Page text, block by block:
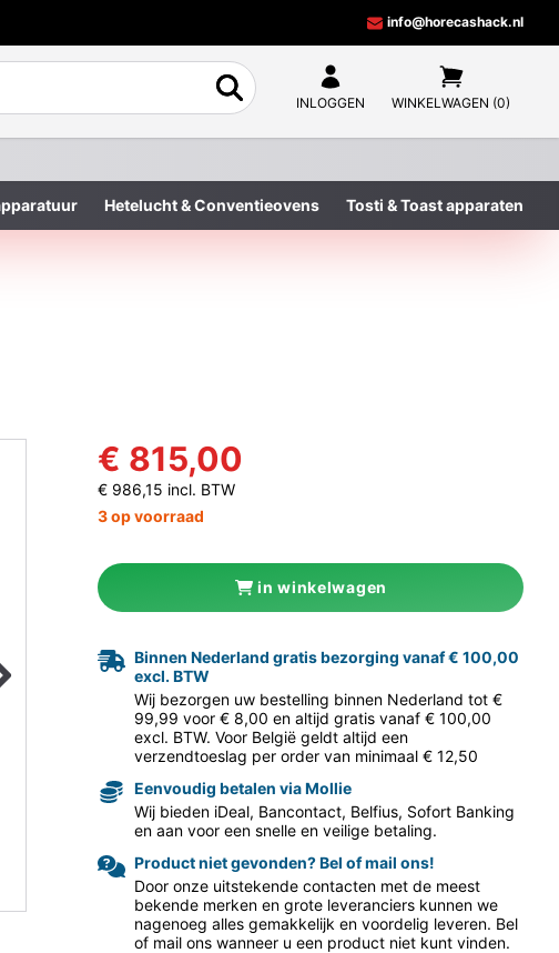
info@horecashack.nl
INLOGGEN WINKELWAGEN (0)
Hetelucht & Conventieovens Tosti & Toast apparaten
Naar volgende
€ 815,00
€ 986,15 incl. BTW
3 op voorraad
in winkelwagen
Binnen Nederland gratis bezorging vanaf € 100,00
excl. BTW
Wij bezorgen uw bestelling binnen Nederland tot €
99,99 voor € 8,00 en altijd gratis vanaf € 100,00
excl. BTW. Voor België geldt altijd een
verzendtoeslag per order van minimaal € 12,50
Eenvoudig betalen via Mollie
Wij bieden iDeal, Bancontact, Belfius, Sofort Banking
en aan voor een snelle en veilige betaling.
Product niet gevonden? Bel of mail ons!
Door onze uitstekende contacten met de meest
bekende merken en grote leveranciers kunnen we
nagenoeg alles gemakkelijk en voordelig leveren. Bel
of mail ons wanneer u een product niet kunt vinden.